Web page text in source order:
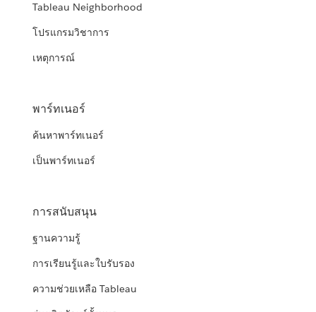
Tableau Neighborhood
โปรแกรมวิชาการ
เหตุการณ์
พาร์ทเนอร์
ค้นหาพาร์ทเนอร์
เป็นพาร์ทเนอร์
การสนับสนุน
ฐานความรู้
การเรียนรู้และใบรับรอง
ความช่วยเหลือ Tableau